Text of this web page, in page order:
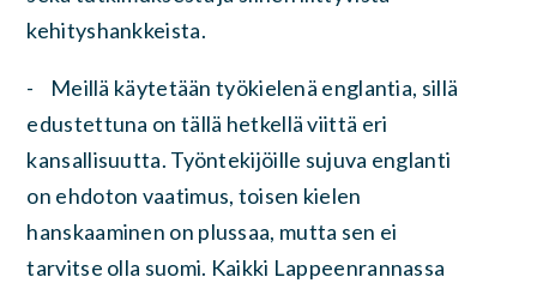
kehityshankkeista.
- Meillä käytetään työkielenä englantia, sillä
edustettuna on tällä hetkellä viittä eri
kansallisuutta. Työntekijöille sujuva englanti
on ehdoton vaatimus, toisen kielen
hanskaaminen on plussaa, mutta sen ei
tarvitse olla suomi. Kaikki Lappeenrannassa